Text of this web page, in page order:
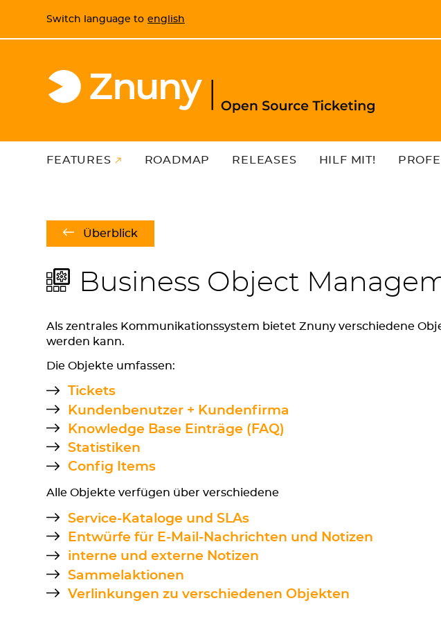
Switch language to english
FEATURES ROADMAP RELEASES HILF MIT!
Überblick
Business Object
Als zentrales Kommunikationssystem bietet Znuny verschiedene
werden kann.
Die Objekte umfassen:
Tickets
Kundenbenutzer + Kundenfirma
Knowledge Base Einträge (FAQ)
Statistiken
Config Items
Alle Objekte verfügen über verschiedene
Service-Kataloge und SLAs
Entwürfe für E-Mail-Nachrichten und Notizen
interne und externe Notizen
Sammelaktionen
Verlinkungen zu verschiedenen Objekten